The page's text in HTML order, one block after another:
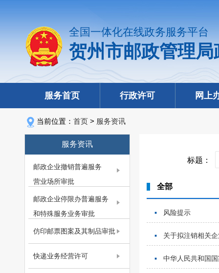
全国一体化在线政务服务平台
贺州市邮政管理
服务首页 行政许可 网上
当前位置： 首页 > 服务资讯
服务资讯
邮政企业撤销普遍服务
营业场所审批
邮政企业停限办普遍服务
和特殊服务业务审批
仿印邮票图案及其制品审批
快递业务经营许可
标题：
全部
风险提示
关于拟注销相关
中华人民共和国